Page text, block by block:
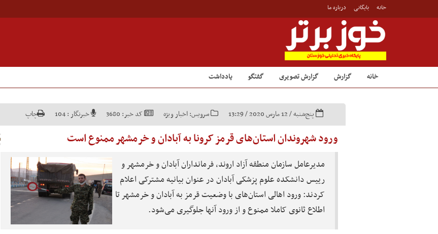
خانه بایگانی درباره ما
خانه گزارش گزارش تصویری گفتگو یادداشت
پنج‌شنبه / 12 مارس 2020 / 13:29 سرویس:اخبار ویژه کد خبر: 3680 خبرنگار :104 چاپ
ورود شهروندان استان‌های قرمز کرونا به آبادان و خرمشهر ممنوع است
مدیرعامل سازمان منطقه آزاد اروند، فرمانداران آبادان و خرمشهر و
رییس دانشکده علوم پزشکی آبادان در عنوان بیانیه مشترکی اعلام
کردند: ورود اهالی استان‌های با وضعیت قرمز به آبادان و خرمشهر تا
اطلاع ثانوی کاملا ممنوع و از ورود آنها جلوگیری می‌شود.